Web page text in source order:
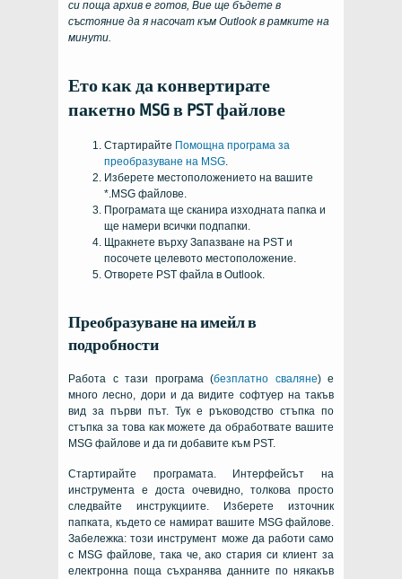
си поща архив е готов, Вие ще бъдете в
състояние да я насочат към Outlookв рамките на
минути.
Ето как да конвертирате
пакетно MSG в PST файлове
Стартирайте Помощна програма за
преобразуване на MSG
Изберете местоположението на вашите
*.MSG файлове.
Програмата ще сканира изходната папка и
ще намери всички подпапки.
Щракнете върху Запазване на PST и
посочете целевото местоположение.
Отворете PST файла в Outlook.
Преобразуване на имейл в
подробности
Работа с тази програма (безплатно сваляне) е
много лесно, дори и да видите софтуер на такъв
вид за първи път. Тук е ръководство стъпка по
стъпка за това как можете да обработвате вашите
MSG файлове и да ги добавите към PST.
Стартирайте програмата. Интерфейсът на
инструмента е доста очевидно, толкова просто
следвайте инструкциите. Изберете източник
папката, където се намират вашите MSG файлове.
Забележка: този инструмент може да работи само
с MSG файлове, така че, ако стария си клиент за
електронна поща съхранява данните по някакъв